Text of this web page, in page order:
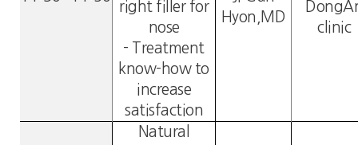
right filler for
nose
- Treatment
know-how to
increase
satisfaction
Hyon,MD
clinic
Natural